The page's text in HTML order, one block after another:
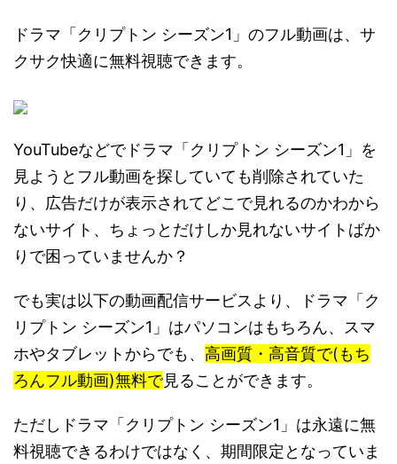
ドラマ「クリプトン シーズン1」のフル動画は、サ
クサク快適に無料視聴できます。
YouTubeなどでドラマ「クリプトン シーズン1」を
見ようとフル動画を探していても削除されていた
り、広告だけが表示されてどこで見れるのかわから
ないサイト、ちょっとだけしか見れないサイトばか
りで困っていませんか？
でも実は以下の動画配信サービスより、ドラマ「ク
リプトン シーズン1」はパソコンはもちろん、スマ
ホやタブレットからでも、 高画質・高音質で(もち
ろんフル動画)無料で見ることができます。
ただしドラマ「クリプトン シーズン1」は永遠に無
料視聴できるわけではなく、期間限定となっていま